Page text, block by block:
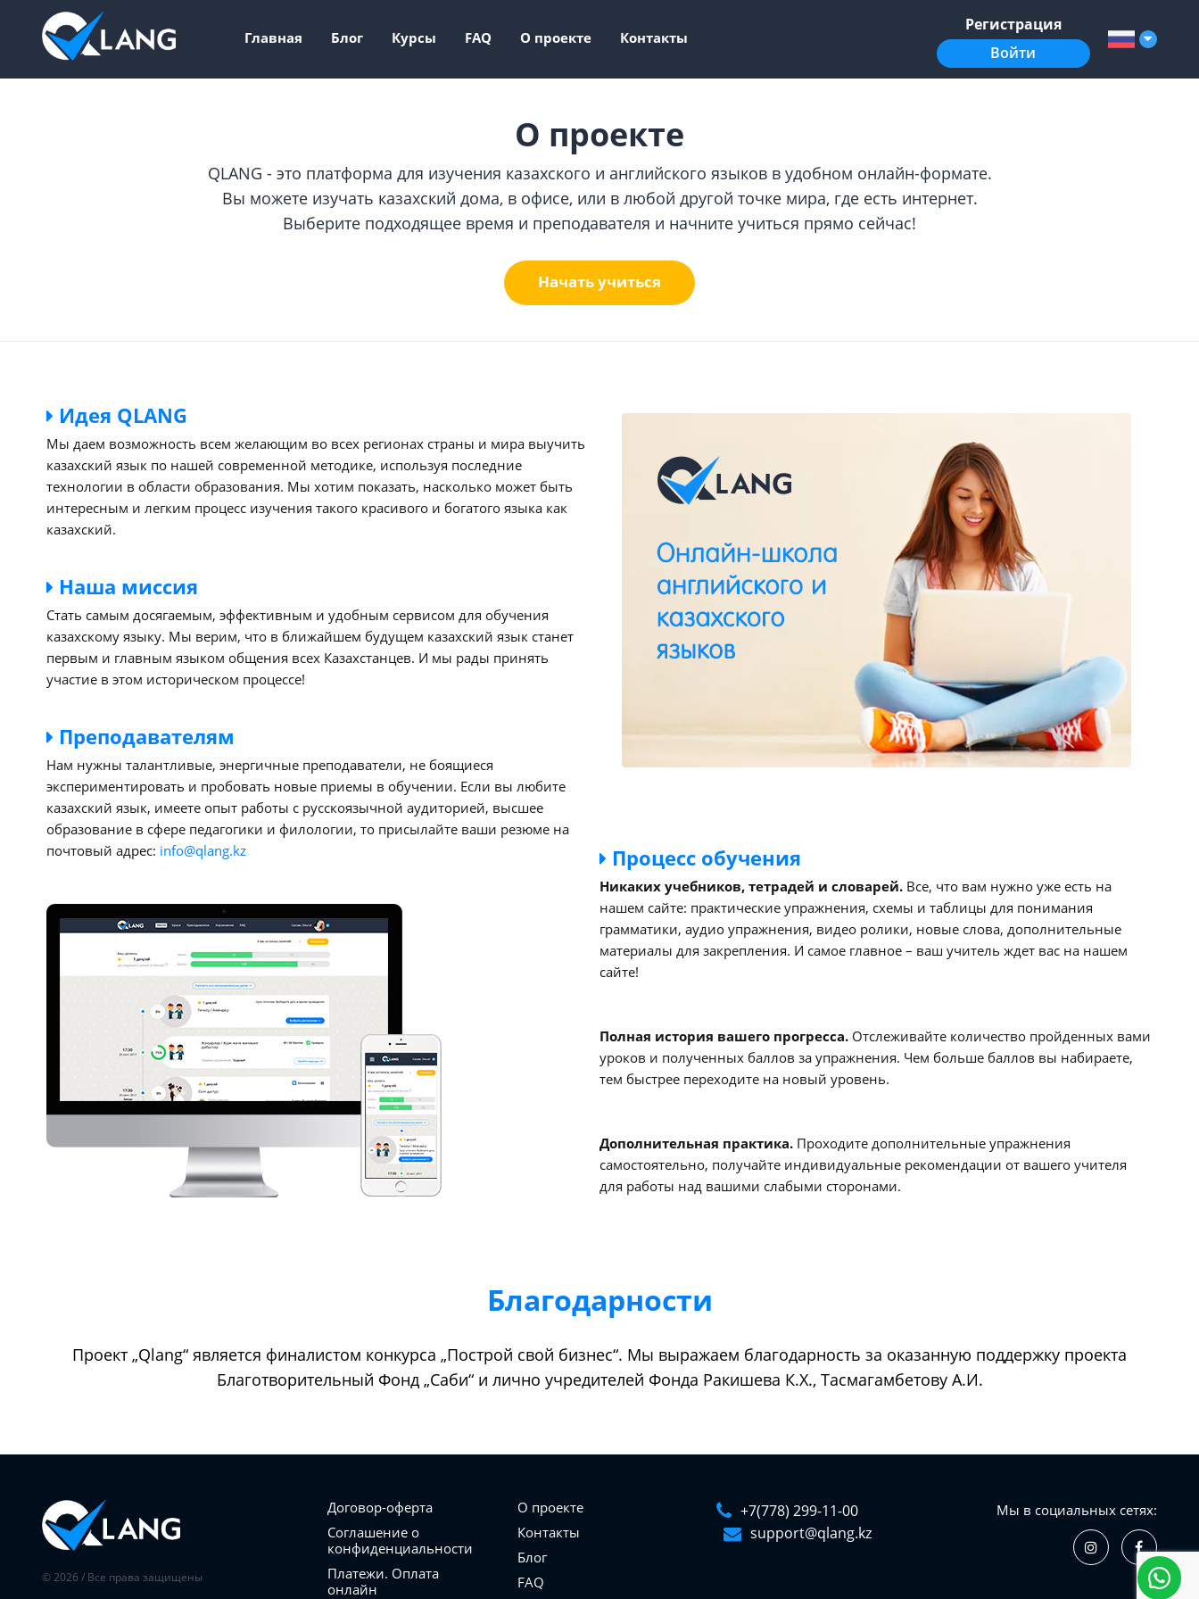
Регистрация
Войти
Главная Блог Курсы FAQ О проекте Контакты
О проекте
QLANG - это платформа для изучения казахского и английского языков в удобном онлайн-формате.
Вы можете изучать казахский дома, в офисе, или в любой другой точке мира, где есть интернет.
Выберите подходящее время и преподавателя и начните учиться прямо сейчас!
Начать учиться
Идея QLANG
Мы даем возможность всем желающим во всех регионах страны и мира выучить
казахский язык по нашей современной методике, используя последние
технологии в области образования. Мы хотим показать, насколько может быть
интересным и легким процесс изучения такого красивого и богатого языка как
казахский.
Наша миссия
Стать самым досягаемым, эффективным и удобным сервисом для обучения
казахскому языку. Мы верим, что в ближайшем будущем казахский язык станет
первым и главным языком общения всех Казахстанцев. И мы рады принять
участие в этом историческом процессе!
Преподавателям
Нам нужны талантливые, энергичные преподаватели, не боящиеся
экспериментировать и пробовать новые приемы в обучении. Если вы любите
казахский язык, имеете опыт работы с русскоязычной аудиторией, высшее
образование в сфере педагогики и филологии, то присылайте ваши резюме на
почтовый адрес: info@qlang.kz Процесс обучения
Никаких учебников, тетрадей и словарей. Все, что вам нужно уже есть на
нашем сайте: практические упражнения, схемы и таблицы для понимания
грамматики, аудио упражнения, видео ролики, новые слова, дополнительные
материалы для закрепления. И самое главное – ваш учитель ждет вас на нашем
сайте!
Полная история вашего прогресса. Отслеживайте количество пройденных вами
уроков и полученных баллов за упражнения. Чем больше баллов вы набираете,
тем быстрее переходите на новый уровень.
Дополнительная практика. Проходите дополнительные упражнения
самостоятельно, получайте индивидуальные рекомендации от вашего учителя
для работы над вашими слабыми сторонами.
Благодарности
Проект „Qlang“ является финалистом конкурса „Построй свой бизнес“. Мы выражаем благодарность за оказанную поддержку проекта
Благотворительный Фонд „Саби“ и лично учредителей Фонда Ракишева К.Х., Тасмагамбетову А.И.
© 2026 / Все права защищены
Договор-оферта
Соглашение о
конфиденциальности
Платежи. Оплата
онлайн
О проекте
Контакты
Блог
FAQ
+7(778) 299-11-00
support@qlang.kz
Мы в социальных сетях: